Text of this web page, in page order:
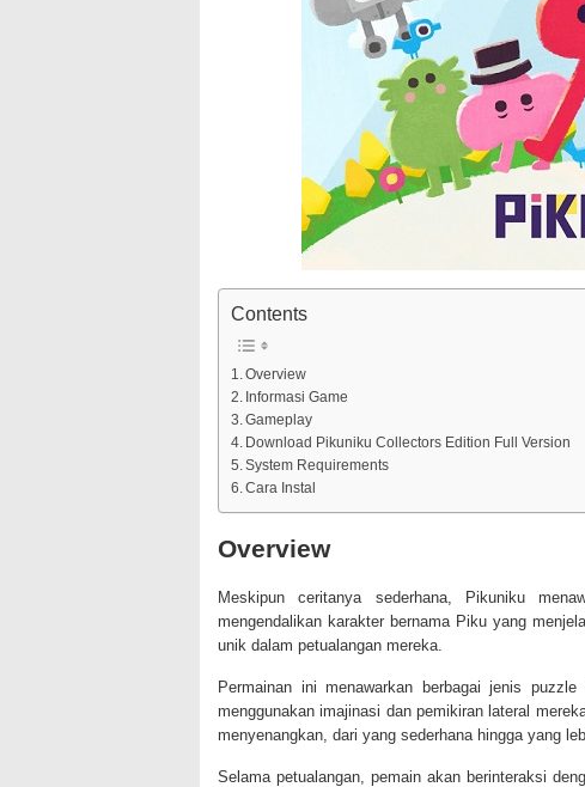
Contents
Overview
Informasi Game
Gameplay
Download Pikuniku Collectors Edition Full Version
System Requirements
Cara Instal
Overview
Meskipun ceritanya sederhana, Pikuniku
mengendalikan karakter bernama Piku yang
unik dalam petualangan mereka.
Permainan ini menawarkan berbagai jenis
menggunakan imajinasi dan pemikiran lateral
menyenangkan, dari yang sederhana hingga yang
Selama petualangan, pemain akan berinteraksi